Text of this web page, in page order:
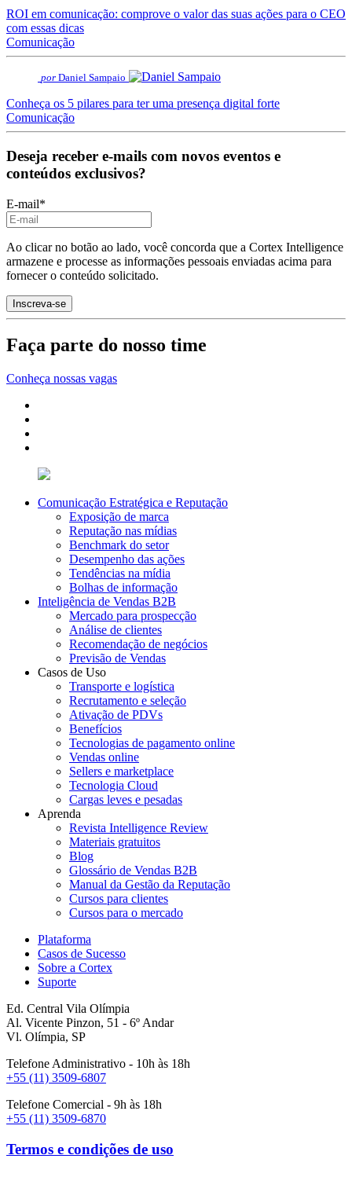
ROI em comunicação: comprove o valor das suas ações para o CEO
com essas dicas
Comunicação
por Daniel Sampaio
Conheça os 5 pilares para ter uma presença digital forte
Comunicação
Deseja receber e-mails com novos eventos e
conteúdos exclusivos?
E-mail*
Ao clicar no botão ao lado, você concorda que a Cortex Intelligence
armazene e processe as informações pessoais enviadas acima para
fornecer o conteúdo solicitado.
Faça parte do nosso time
Conheça nossas vagas
Comunicação Estratégica e Reputação
Exposição de marca
Reputação nas mídias
Benchmark do setor
Desempenho das ações
Tendências na mídia
Bolhas de informação
Inteligência de Vendas B2B
Mercado para prospecção
Análise de clientes
Recomendação de negócios
Previsão de Vendas
Casos de Uso
Transporte e logística
Recrutamento e seleção
Ativação de PDVs
Benefícios
Tecnologias de pagamento online
Vendas online
Sellers e marketplace
Tecnologia Cloud
Cargas leves e pesadas
Aprenda
Revista Intelligence Review
Materiais gratuitos
Blog
Glossário de Vendas B2B
Manual da Gestão da Reputação
Cursos para clientes
Cursos para o mercado
Plataforma
Casos de Sucesso
Sobre a Cortex
Suporte
Ed. Central Vila Olímpia
Al. Vicente Pinzon, 51 - 6º Andar
Vl. Olímpia, SP
Telefone Administrativo - 10h às 18h
+55 (11) 3509-6807
Telefone Comercial - 9h às 18h
+55 (11) 3509-6870
Termos e condições de uso